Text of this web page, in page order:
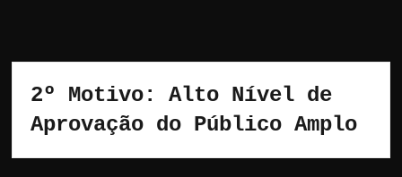
2º Motivo: Alto Nível de
Aprovação do Público Amplo